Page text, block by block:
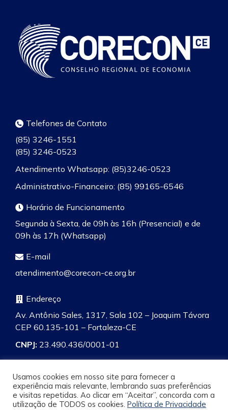
Telefones de Contato
(85) 3246-1551
(85) 3246-0523
Atendimento Whatsapp: (85)3246-0523
Administrativo-Financeiro: (85) 99165-6546
Horário de Funcionamento
Segunda à Sexta, de 09h às 16h (Presencial) e de
09h às 17h (Whatsapp)
E-mail
atendimento@corecon-ce.org.br
Endereço
Av. Antônio Sales, 1317, Sala 102 – Joaquim Távora
CEP 60.135-101 – Fortaleza-CE
CNPJ: 23.490.436/0001-01
Pesquisa
Usamos cookies em nosso site para fornecer a
experiência mais relevante, lembrando suas preferências
e visitas repetidas. Ao clicar em “Aceitar”, concorda com a
utilização de TODOS os cookies. Política de Privacidade